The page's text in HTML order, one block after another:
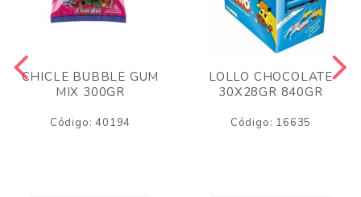
CHICLE BUBBLE GUM
MIX 300GR
Código: 40194
LOLLO CHOCOLATE
30X28GR 840GR
Código: 16635